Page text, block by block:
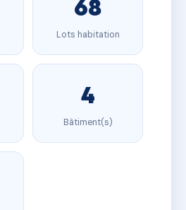
68
Lots habitation
4
Bâtiment(s)